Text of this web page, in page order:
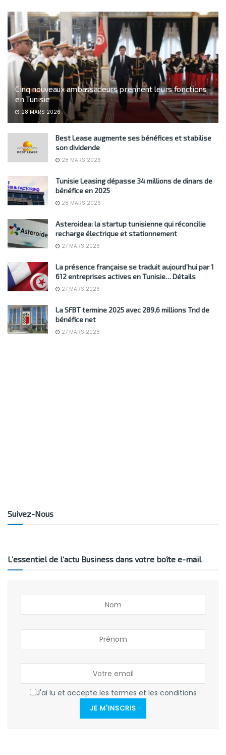
Cinq nouveaux ambassadeurs prennent leurs fonctions
en Tunisie
28 MARS 2026
Best Lease augmente ses bénéfices et stabilise
son dividende
28 MARS 2026
Tunisie Leasing dépasse 34 millions de dinars de
bénéfice en 2025
28 MARS 2026
Asteroidea: la startup tunisienne qui réconcilie
recharge électrique et stationnement
27 MARS 2026
La présence française se traduit aujourd’hui par 1
612 entreprises actives en Tunisie… Détails
27 MARS 2026
La SFBT termine 2025 avec 289,6 millions Tnd de
bénéfice net
27 MARS 2026
Suivez-Nous
L’essentiel de l’actu Business dans votre boîte e-mail
J'ai lu et accepte les termes et les conditions
JE M'INSCRIS